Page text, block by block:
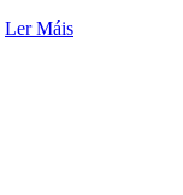
Ler Máis